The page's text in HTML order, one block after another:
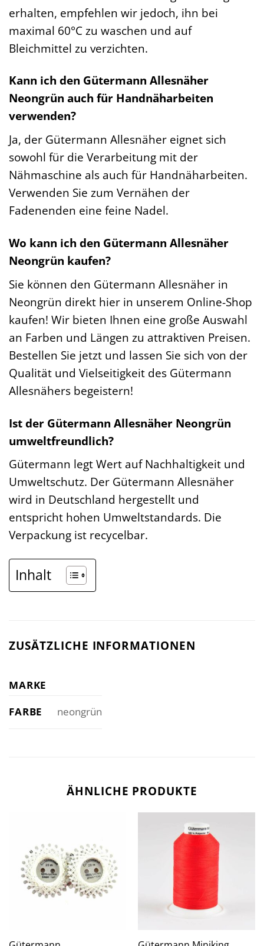
erhalten, empfehlen wir jedoch, ihn bei
maximal 60°C zu waschen und auf
Bleichmittel zu verzichten.
Kann ich den Gütermann Allesnäher
Neongrün auch für Handnäharbeiten
verwenden?
Ja, der Gütermann Allesnäher eignet sich
sowohl für die Verarbeitung mit der
Nähmaschine als auch für Handnäharbeiten.
Verwenden Sie zum Vernähen der
Fadenenden eine feine Nadel.
Wo kann ich den Gütermann Allesnäher
Neongrün kaufen?
Sie können den Gütermann Allesnäher in
Neongrün direkt hier in unserem Online-Shop
kaufen! Wir bieten Ihnen eine große Auswahl
an Farben und Längen zu attraktiven Preisen.
Bestellen Sie jetzt und lassen Sie sich von der
Qualität und Vielseitigkeit des Gütermann
Allesnähers begeistern!
Ist der Gütermann Allesnäher Neongrün
umweltfreundlich?
Gütermann legt Wert auf Nachhaltigkeit und
Umweltschutz. Der Gütermann Allesnäher
wird in Deutschland hergestellt und
entspricht hohen Umweltstandards. Die
Verpackung ist recycelbar.
Inhalt
ZUSÄTZLICHE INFORMATIONEN
MARKE
FARBE
neongrün
ÄHNLICHE PRODUKTE